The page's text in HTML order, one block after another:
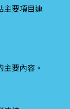
主要項目連
要內容。